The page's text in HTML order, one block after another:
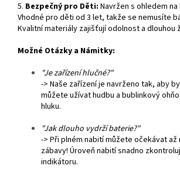
5. Bezpečný pro Děti: Navržen s ohledem
Vhodné pro děti od 3 let, takže se nemusíte
Kvalitní materiály zajišťují odolnost a dlouhou
Možné Otázky a Námitky:
"Je zařízení hlučné?"
-> Naše zařízení je navrženo tak, aby
můžete užívat hudbu a bublinkový
hluku.
"Jak dlouho vydrží baterie?"
-> Při plném nabití můžete očekávat až
zábavy! Úroveň nabití snadno
indikátoru.